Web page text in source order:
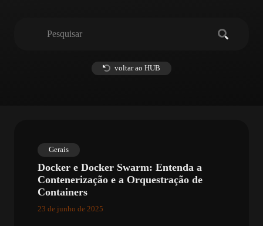
voltar ao HUB
Gerais
Docker e Docker Swarm: Entenda a
Contenerização e a Orquestração de
Containers
23 de junho de 2025